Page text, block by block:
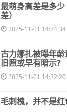
最萌身高差是多
差）
2025-11-01 14:34:34
古力娜扎被曝年
旧照或早有暗示?
2025-11-01 14:32:20
毛刺槐，并不是